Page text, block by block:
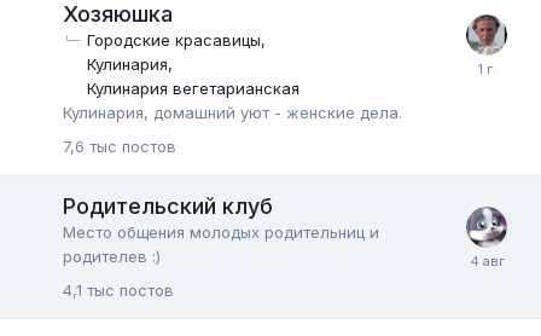
Хозяюшка
Городские красавицы
Кулинария
Кулинария вегетарианская
Кулинария, домашний уют - женские дела.
7,6 тыс постов
Родительский клуб
Место общения молодых родительниц и
родителев :)
4,1 тыс постов